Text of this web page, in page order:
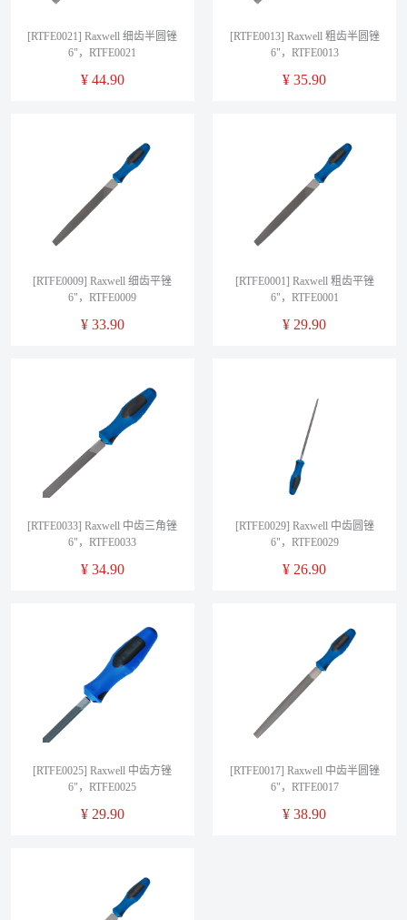
[RTFE0021] Raxwell 细齿半圆锉
6"，RTFE0021
¥ 44.90
[RTFE0013] Raxwell 粗齿半圆锉
6"，RTFE0013
¥35.90
[RTFE0009] Raxwell 细齿平锉
6"，RTFE0009
¥ 33.90
[RTFE0001] Raxwell 粗齿平锉
6"，RTFE0001
¥ 29.90
[RTFE0033] Raxwell 中齿三角锉
6"，RTFE0033
¥ 34.90
[RTFE0029] Raxwell 中齿圆锉
6"，RTFE0029
¥ 26.90
[RTFE0025] Raxwell 中齿方锉
6"，RTFE0025
¥ 29.90
[RTFE0017] Raxwell 中齿半圆锉
6"，RTFE0017
¥38.90